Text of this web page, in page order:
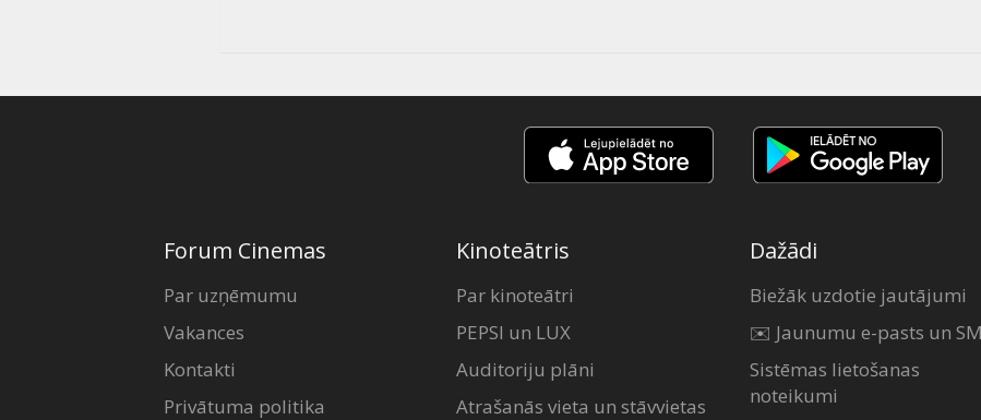
Forum Cinemas
Par uzņēmumu
Vakances
Kontakti
Privātuma politika
Kinoteātris
Par kinoteātri
PEPSI un LUX
Auditoriju plāni
Atrašanās vieta un stāvvietas
Dažādi
Biežāk uzdotie jautājumi
✉️ Jaunumu e-pasts un
Sistēmas lietošanas
noteikumi